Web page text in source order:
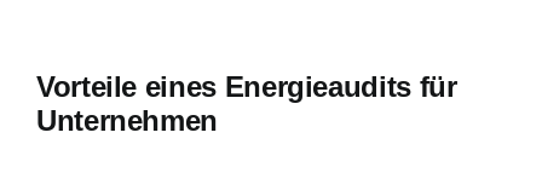
Vorteile eines Energieaudits für
Unternehmen